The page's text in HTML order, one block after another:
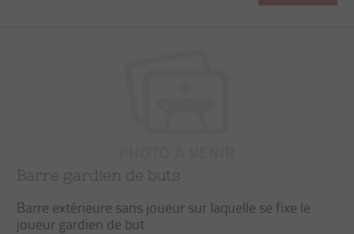
Barre gardien de buts
Barre extérieure sans joueur sur laquelle se fixe le
joueur gardien de but